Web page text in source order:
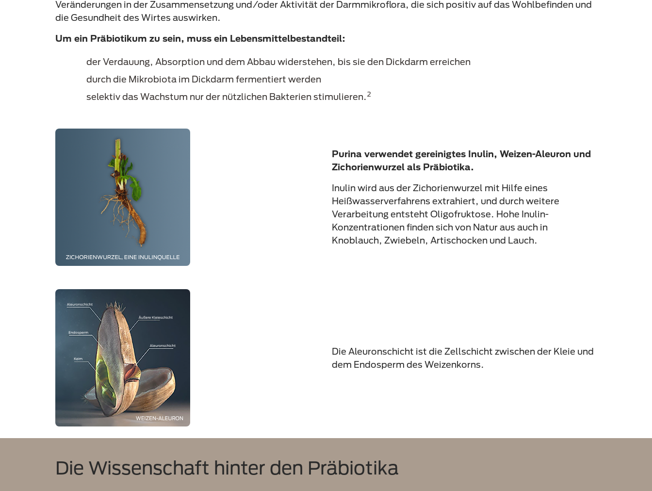
Veränderungen in der Zusammensetzung und/oder Aktivität der Darmmikroflora, die sich positiv auf das Wohlbefinden und
die Gesundheit des Wirtes auswirken.
Um ein Präbiotikum zu sein, muss ein Lebensmittelbestandteil:
der Verdauung, Absorption und dem Abbau widerstehen, bis sie den Dickdarm erreichen
durch die Mikrobiota im Dickdarm fermentiert werden
selektiv das Wachstum nur der nützlichen Bakterien stimulieren.2
Purina verwendet gereinigtes Inulin, Weizen-Aleuron und
Zichorienwurzel als Präbiotika.
Inulin wird aus der Zichorienwurzel mit Hilfe eines
Heißwasserverfahrens extrahiert, und durch weitere
Verarbeitung entsteht Oligofruktose. Hohe Inulin-
Konzentrationen finden sich von Natur aus auch in
Knoblauch, Zwiebeln, Artischocken und Lauch.
Die Aleuronschicht ist die Zellschicht zwischen der Kleie und
dem Endosperm des Weizenkorns.
Die Wissenschaft hinter den Präbiotika